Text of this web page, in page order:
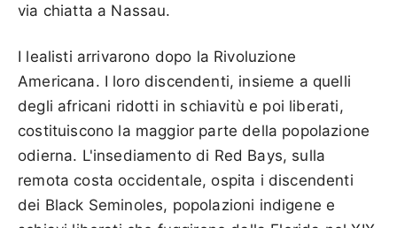
via chiatta a Nassau.
I lealisti arrivarono dopo la Rivoluzione
Americana. I loro discendenti, insieme a quelli
degli africani ridotti in schiavitù e poi liberati,
costituiscono la maggior parte della popolazione
odierna. L'insediamento di Red Bays, sulla
remota costa occidentale, ospita i discendenti
dei Black Seminoles, popolazioni indigene e